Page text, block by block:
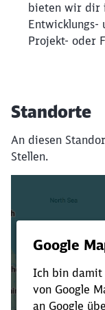
bieten wir dir
Entwicklungs-
Projekt- oder
Standorte
An diesen
Stellen.